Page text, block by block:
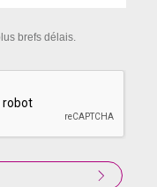
brefs délais.